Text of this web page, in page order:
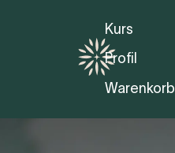
Kurs
Profil
Warenkorb